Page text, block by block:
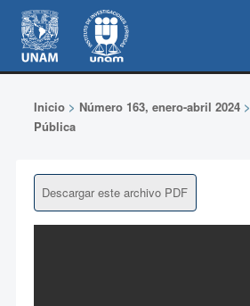
Inicio> Número 163, enero-abril 2024>
Pública
Descargar este archivo PDF